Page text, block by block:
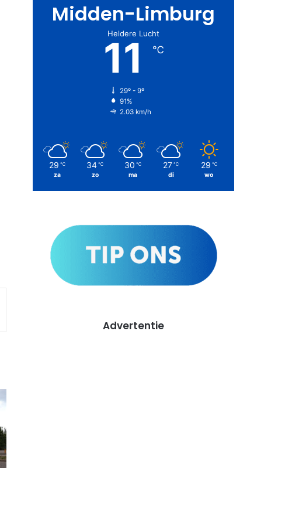
Midden-Limburg
Heldere Lucht
11 ℃
29º - 9º
91%
2.03 km/h
29 ℃
za
34 ℃
zo
30 ℃
ma
27 ℃
di
29 ℃
wo
Advertentie